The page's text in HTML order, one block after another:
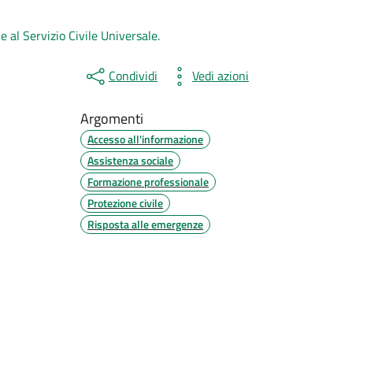
al Servizio Civile Universale.
Condividi Vedi azioni
Argomenti
Accesso all'informazione
Assistenza sociale
Formazione professionale
Protezione civile
Risposta alle emergenze